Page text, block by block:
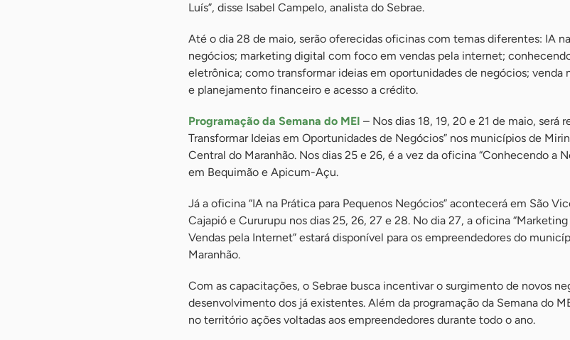
Luís”, disse Isabel Campelo, analista do Sebrae.
Até o dia 28 de maio, serão oferecidas oficinas com temas diferentes: IA
negócios; marketing digital com foco em vendas pela internet;
eletrônica; como transformar ideias em oportunidades de negócios; venda
e planejamento financeiro e acesso a crédito.
Programação da Semana do MEI – Nos dias 18, 19, 20 e 21 de maio, será
Transformar Ideias em Oportunidades de Negócios” nos municípios de
Central do Maranhão. Nos dias 25 e 26, é a vez da oficina “Conhecendo a
em Bequimão e Apicum-Açu.
Já a oficina “IA na Prática para Pequenos Negócios” acontecerá em São
Cajapió e Cururupu nos dias 25, 26, 27 e 28. No dia 27, a oficina
Vendas pela Internet” estará disponível para os empreendedores do
Maranhão.
Com as capacitações, o Sebrae busca incentivar o surgimento de novos
desenvolvimento dos já existentes. Além da programação da Semana do
no território ações voltadas aos empreendedores durante todo o ano.